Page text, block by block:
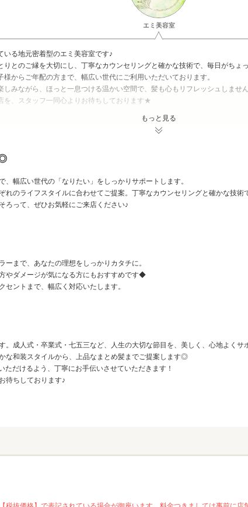
エミ美容室
いる地元密着型のエミ美容室です♪
りとのご縁を大切にし、丁寧なカウンセリングと確かな技術で、毎日がちょ
様からご年配の方まで、幅広い世代にご利用いただいております。
しみながら、ほっと一息つける温かい空間で、髪も心もリフレッシュしませ
を、スタッフ一同心よりお待ちしております★
もっと見る
◎
幅広い世代の「なりたい」をしっかりサポートします。
のライフスタイルに合わせてご提案。丁寧なカウンセリングと確かな技
ろって、ぜひお気軽にご来店ください♪
まで、あなたの理想をしっかりカタチに。
やダメージが気になる方にもおすすめです◆
ントまで、幅広く対応いたします。
成人式・卒業式・七五三など、人生の大切な節目を、美しく、心地よくサ
な和装スタイルから、上品なまとめ髪までご提案します◎
だけるよう、丁寧にお手伝いさせていただきます！
待ちしております♪